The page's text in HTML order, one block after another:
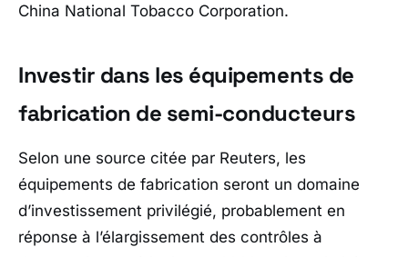
China National Tobacco Corporation.
Investir dans les équipements de
fabrication de semi-conducteurs
Selon une source citée par Reuters, les
équipements de fabrication seront un domaine
d’investissement privilégié, probablement en
réponse à l’élargissement des contrôles à